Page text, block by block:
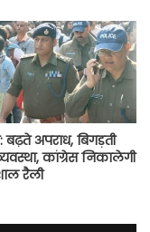
बढ़ते अपराध, बिगड़ती
कांग्रेस निकालेगी
रैली